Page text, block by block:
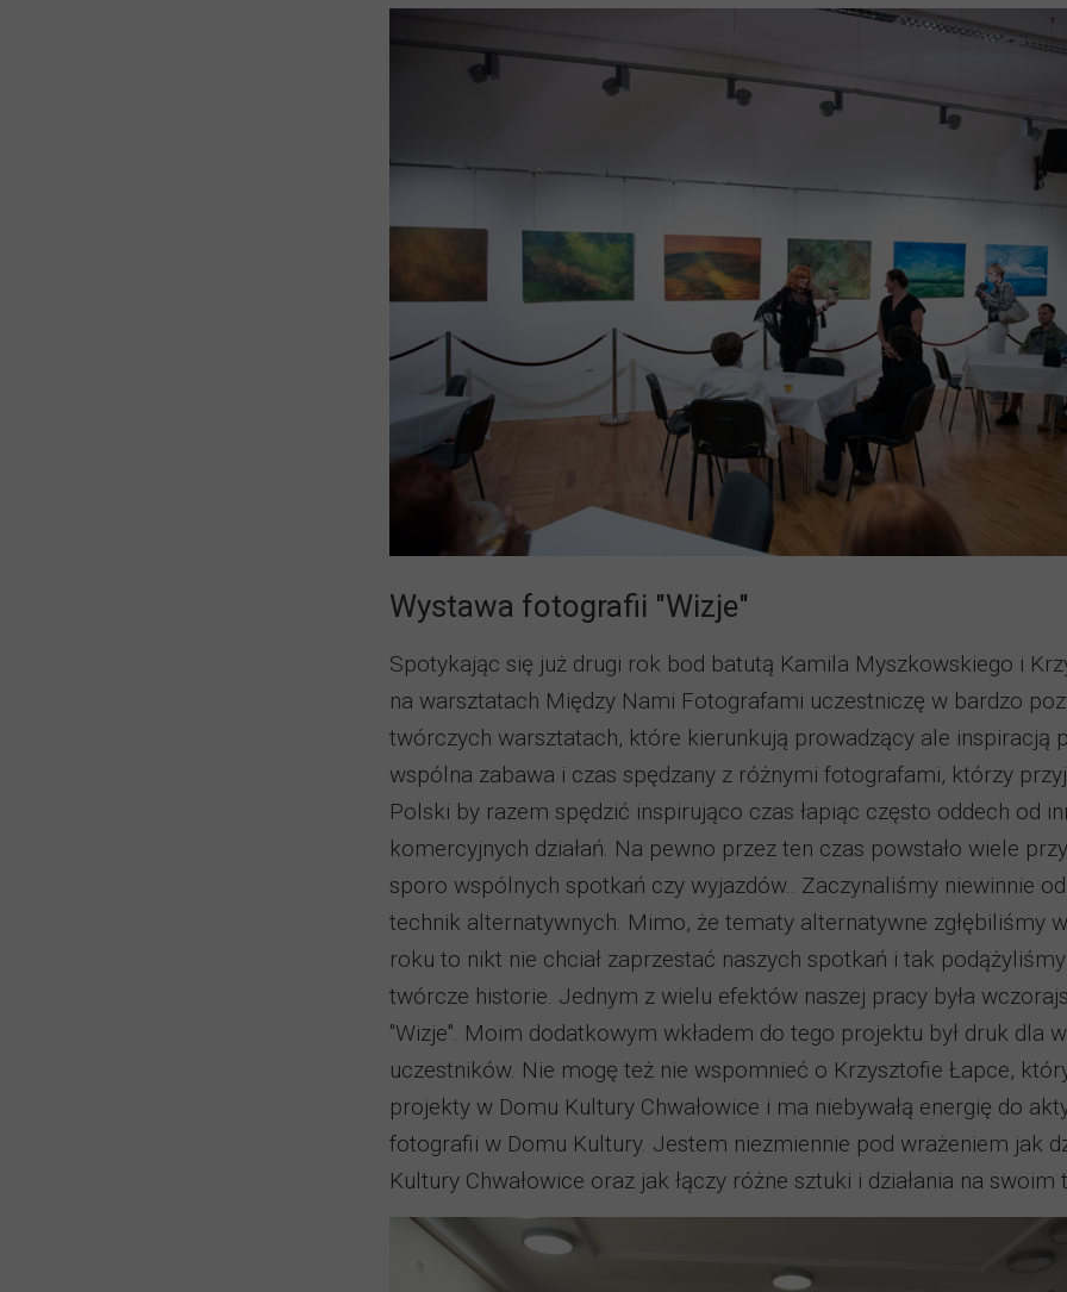
Wystawa fotografii "Wizje"
Spotykając się już drugi rok bod batutą Kamila Myszkowskiego i
na warsztatach Między Nami Fotografami uczestniczę w bardzo
twórczych warsztatach, które kierunkują prowadzący ale inspiracją
wspólna zabawa i czas spędzany z różnymi fotografami, którzy
Polski by razem spędzić inspirująco czas łapiąc często oddech od
komercyjnych działań. Na pewno przez ten czas powstało wiele
sporo wspólnych spotkań czy wyjazdów.. Zaczynaliśmy niewinnie
technik alternatywnych. Mimo, że tematy alternatywne zgłębiliśmy
roku to nikt nie chciał zaprzestać naszych spotkań i tak
twórcze historie. Jednym z wielu efektów naszej pracy była
"Wizje". Moim dodatkowym wkładem do tego projektu był druk dla
uczestników. Nie mogę też nie wspomnieć o Krzysztofie Łapce,
projekty w Domu Kultury Chwałowice i ma niebywałą energię do
fotografii w Domu Kultury. Jestem niezmiennie pod wrażeniem jak
Kultury Chwałowice oraz jak łączy różne sztuki i działania na swoim